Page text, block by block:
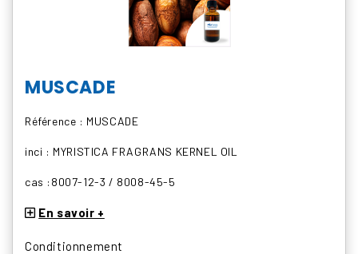
MUSCADE
Référence : MUSCADE
inci : MYRISTICA FRAGRANS KERNEL OIL
cas :8007-12-3 / 8008-45-5
En savoir +
Conditionnement